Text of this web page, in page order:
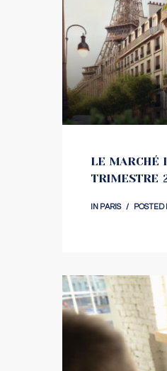
LE MARCHÉ
TRIMESTRE
IN PARIS POSTED